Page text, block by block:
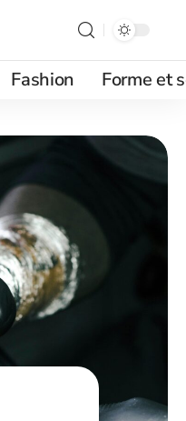
Fashion Forme et